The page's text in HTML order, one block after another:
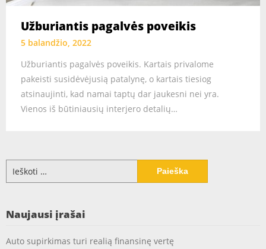
Užburiantis pagalvės poveikis
5 balandžio, 2022
Užburiantis pagalvės poveikis. Kartais privalome
pakeisti susidėvėjusią patalynę, o kartais tiesiog
atsinaujinti, kad namai taptų dar jaukesni nei yra.
Vienos iš būtiniausių interjero detalių…
Ieškoti:
Naujausi įrašai
Auto supirkimas turi realią finansinę vertę